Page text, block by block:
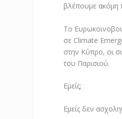
βλέπουμε ακόμη
Το
σε Climate
στην Κύπρο, οι
του Παρισιού.
Εμείς;
Εμείς δεν